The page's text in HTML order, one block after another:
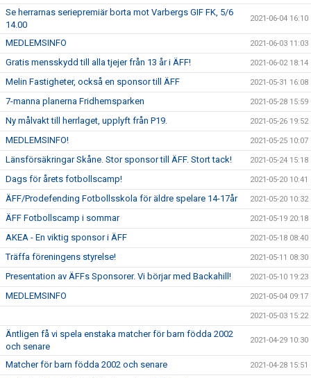
Se herrarnas seriepremiär borta mot Varbergs GIF FK, 5/6
14.00
2021-06-04 16:10
MEDLEMSINFO 2021-06-03 11:03
Gratis mensskydd till alla tjejer från 13 år i ÄFF! 2021-06-02 18:14
Melin Fastigheter, också en sponsor till ÄFF 2021-05-31 16:08
7-manna planerna Fridhemsparken 2021-05-28 15:59
Ny målvakt till herrlaget, upplyft från P19. 2021-05-26 19:52
MEDLEMSINFO! 2021-05-25 10:07
Länsförsäkringar Skåne. Stor sponsor till ÄFF. Stort tack! 2021-05-24 15:18
Dags för årets fotbollscamp! 2021-05-20 10:41
ÄFF/Prodefending Fotbollsskola för äldre spelare 14-17år 2021-05-20 10:32
ÄFF Fotbollscamp i sommar 2021-05-19 20:18
AKEA - En viktig sponsor i ÄFF 2021-05-18 08:40
Träffa föreningens styrelse! 2021-05-11 08:30
Presentation av ÄFFs Sponsorer. Vi börjar med Backahill! 2021-05-10 19:23
MEDLEMSINFO 2021-05-04 09:17
2021-05-03 15:22
Äntligen få vi spela enstaka matcher för barn födda 2002
och senare
2021-04-29 10:30
Matcher för barn födda 2002 och senare 2021-04-28 15:51